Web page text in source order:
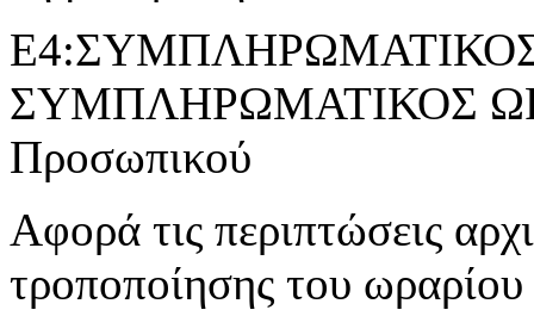
ΣΥΜΠΛΗΡΩΜΑΤΙΚΟΣ
Προσωπικού
Αφορά τις περιπτώσεις
τροποποίησης του